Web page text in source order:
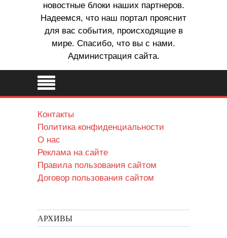
новостные блоки наших партнеров.
Надеемся, что наш портал прояснит
для вас события, происходящие в
мире. Спасибо, что вы с нами.
Администрация сайта.
Контакты
Политика конфиденциальности
О нас
Реклама на сайте
Правила пользования сайтом
Договор пользования сайтом
АРХИВЫ